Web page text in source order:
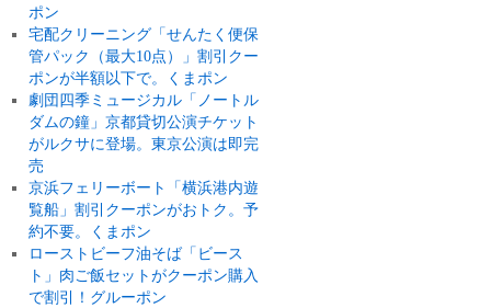
ポン
宅配クリーニング「せんたく便保
管パック（最大10点）」割引クー
ポンが半額以下で。くまポン
劇団四季ミュージカル「ノートル
ダムの鐘」京都貸切公演チケット
がルクサに登場。東京公演は即完
売
京浜フェリーボート「横浜港内遊
覧船」割引クーポンがおトク。予
約不要。くまポン
ローストビーフ油そば「ビース
ト」肉ご飯セットがクーポン購入
で割引！グルーポン